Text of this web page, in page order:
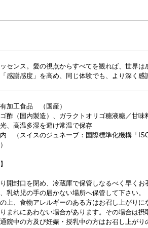
センス。愛の視点からすべてを観れば、世界
感謝感度」を高め、同じ体験でも、より深く
加工食品 （国産）
酢（国内製造）、ガラクトオリゴ糖液糖／甘味
、高温多湿を避け常温で保存
（スイスのジュネーブ：国際標準化機構「
開封口を閉め、冷蔵庫で保管しなるべく早くお
乳幼児の手の届かない場所へ保管して下さい。
上、食物アレルギーのある方はお召し上がりに
まれにあわない場合があります。その場合は摂
院中の方及び妊娠・授乳中の方はお召し上がり